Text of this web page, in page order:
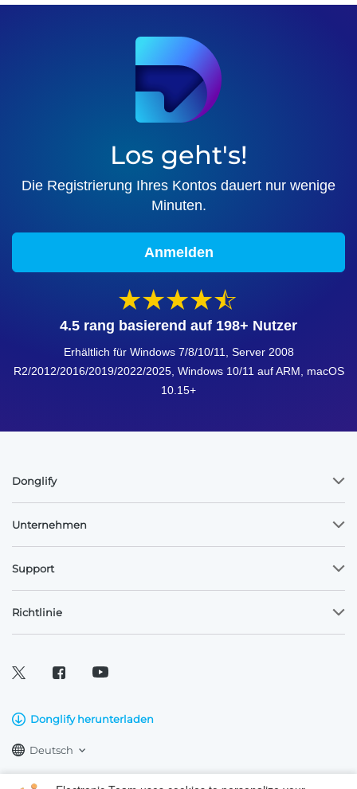
Los geht's!
Die Registrierung Ihres Kontos dauert nur wenige
Minuten.
Anmelden
4.5 rang basierend auf 198+ Nutzer
Erhältlich für Windows 7/8/10/11, Server 2008
R2/2012/2016/2019/2022/2025, Windows 10/11 auf ARM, macOS
10.15+
Donglify
Unternehmen
Support
Richtlinie
Donglify herunterladen
Deutsch